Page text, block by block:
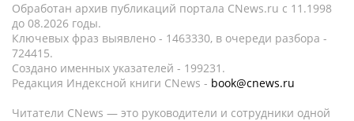
Обработан архив публикаций портала CNews.ru c 11.1998
до 08.2026 годы.
Ключевых фраз выявлено - 1463330, в очереди разбора -
724415.
Создано именных указателей - 199231.
Редакция Индексной книги CNews - book@cnews.ru
Читатели CNews — это руководители и сотрудники одной